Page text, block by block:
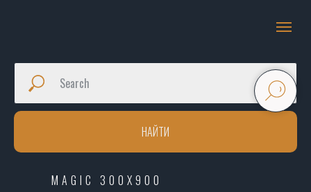
НАЙТИ
MAGIC 300X900